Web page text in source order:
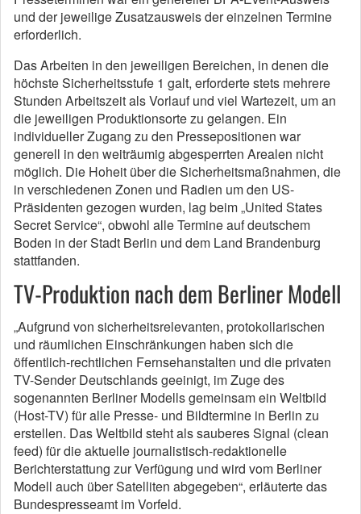
und der jeweilige Zusatzausweis der einzelnen Termine
erforderlich.
Das Arbeiten in den jeweiligen Bereichen, in denen die
höchste Sicherheitsstufe 1 galt, erforderte stets mehrere
Stunden Arbeitszeit als Vorlauf und viel Wartezeit, um an
die jeweiligen Produktionsorte zu gelangen. Ein
individueller Zugang zu den Pressepositionen war
generell in den weiträumig abgesperrten Arealen nicht
möglich. Die Hoheit über die Sicherheitsmaßnahmen, die
in verschiedenen Zonen und Radien um den US-
Präsidenten gezogen wurden, lag beim „United States
Secret Service“, obwohl alle Termine auf deutschem
Boden in der Stadt Berlin und dem Land Brandenburg
stattfanden.
TV-Produktion nach dem Berliner Modell
„Aufgrund von sicherheitsrelevanten, protokollarischen
und räumlichen Einschränkungen haben sich die
öffentlich-rechtlichen Fernsehanstalten und die privaten
TV-Sender Deutschlands geeinigt, im Zuge des
sogenannten Berliner Modells gemeinsam ein Weltbild
(Host-TV) für alle Presse- und Bildtermine in Berlin zu
erstellen. Das Weltbild steht als sauberes Signal (clean
feed) für die aktuelle journalistisch-redaktionelle
Berichterstattung zur Verfügung und wird vom Berliner
Modell auch über Satelliten abgegeben“, erläuterte das
Bundespresseamt im Vorfeld.